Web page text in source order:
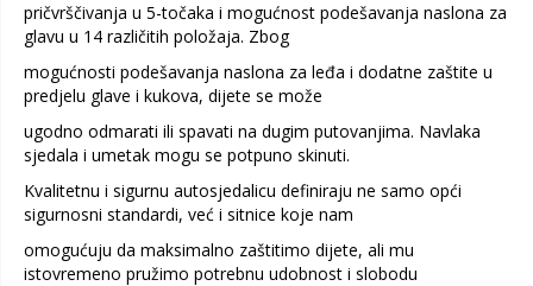
pričvrščivanja u 5-točaka i mogućnost podešavanja naslona za
glavu u 14 različitih položaja. Zbog
mogućnosti podešavanja naslona za leđa i dodatne zaštite u
predjelu glave i kukova, dijete se može
ugodno odmarati ili spavati na dugim putovanjima. Navlaka
sjedala i umetak mogu se potpuno skinuti.
Kvalitetnu i sigurnu autosjedalicu definiraju ne samo opći
sigurnosni standardi, već i sitnice koje nam
omogućuju da maksimalno zaštitimo dijete, ali mu
istovremeno pružimo potrebnu udobnost i slobodu